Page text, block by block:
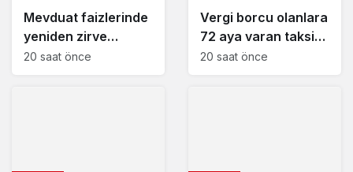
Mevduat faizlerinde
yeniden zirve
görüldü : 3 milyon
20 saat önce
Vergi borcu olanlara
72 aya varan taksit
fırsatı
20 saat önce